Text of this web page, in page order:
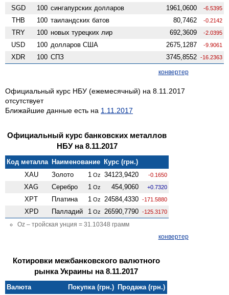
SGD 100 сингапурских долларов 1961,0600 -6.5395
THB 100 таиландских батов 80,7462 -0.2142
TRY 100 новых турецких лир 692,3609 -2.0395
USD 100 долларов США 2675,1287 -9.9061
XDR 100 СПЗ 3745,8552 -16.2363
конвертер
Официальный курс НБУ (ежемесячный) на 8.11.2017
отсутствует
Ближайшие данные есть на 1.11.2017
Официальный курс банковских металлов
НБУ на 8.11.2017
Код металла Наименование Курс (грн.)
XAU
Золото 1 Oz 34123,9420 -0.1650
XAG Серебро 1 Oz 454,9060 +0.7320
XPT Платина 1 Oz 24584,4330 -171.5880
XPD Палладий 1 Oz 26590,7790 -125.3170
Oz – тройская унция = 31.10348 грамм
конвертер
Котировки межбанковского валютного
рынка Украины на 8.11.2017
Валюта Покупка (грн.) Продажа (грн.)